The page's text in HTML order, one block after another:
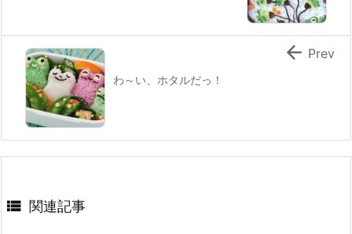
わ～い、ホタルだっ！
 Prev
 関連記事